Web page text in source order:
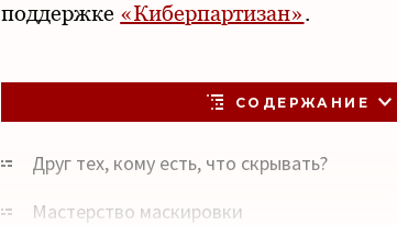
поддержке «Киберпартизан».
СОДЕРЖАНИЕ
Друг тех, кому есть, что скрывать?
Мастерство маскировки